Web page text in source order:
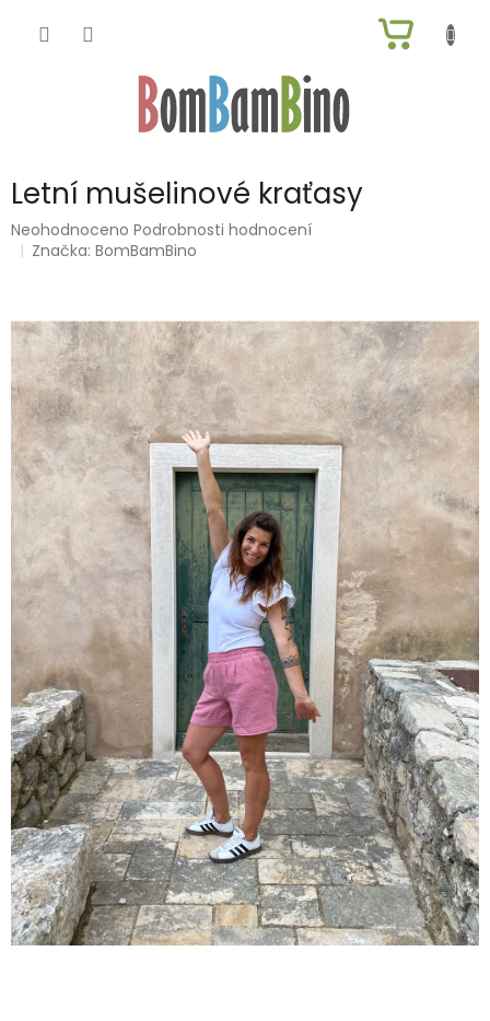
KOŠÍK
Letní mušelinové kraťasy
Průměrné
hodnocení
z
5
hvězdiček.
Neohodnoceno Podrobnosti hodnocení
Značka:BomBamBino